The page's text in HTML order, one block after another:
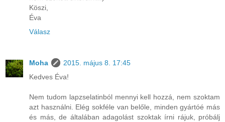
Köszi,
Éva
Válasz
Moha
2015. május 8. 17:45
Kedves Éva!
Nem tudom lapzselatinból mennyi kell hozzá, nem szoktam
azt használni. Elég sokféle van belőle, minden gyártóé más
és más, de általában adagolást szoktak írni rájuk, próbálj